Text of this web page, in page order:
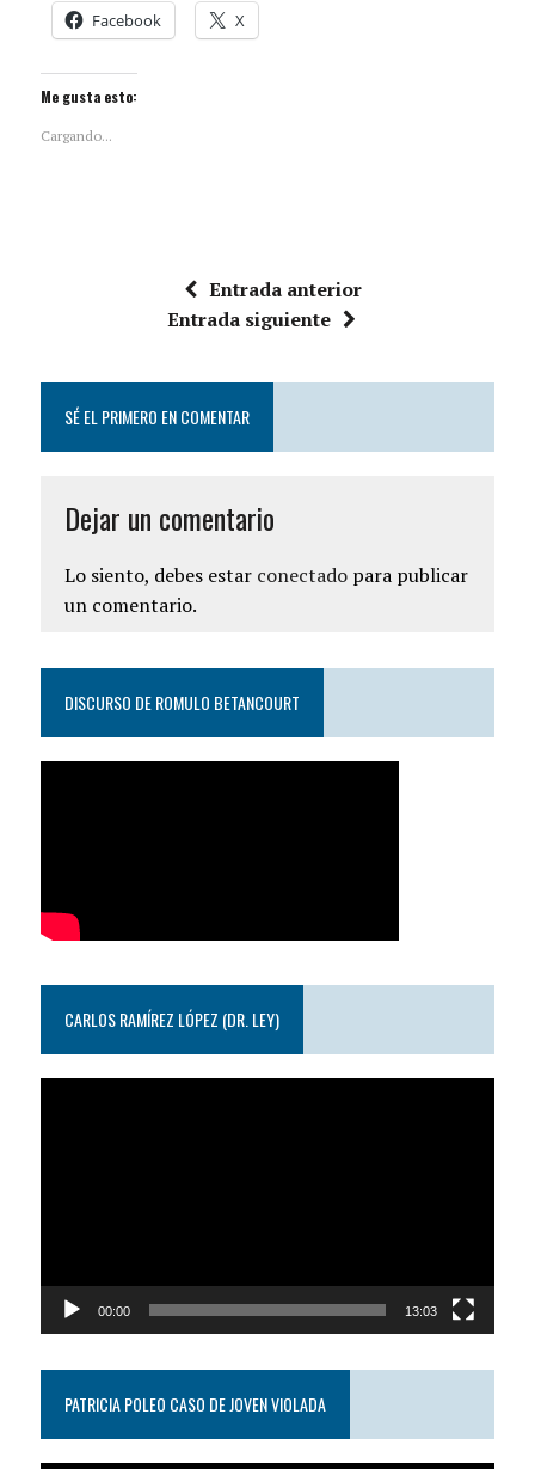
Facebook X
Me gusta esto:
Cargando...
Entrada anterior
Entrada siguiente
SÉ EL PRIMERO EN COMENTAR
Dejar un comentario
Lo siento, debes estar conectadopara publicar
un comentario.
DISCURSO DE ROMULO BETANCOURT
CARLOS RAMÍREZ LÓPEZ (DR. LEY)
00:00 13:03
PATRICIA POLEO CASO DE JOVEN VIOLADA